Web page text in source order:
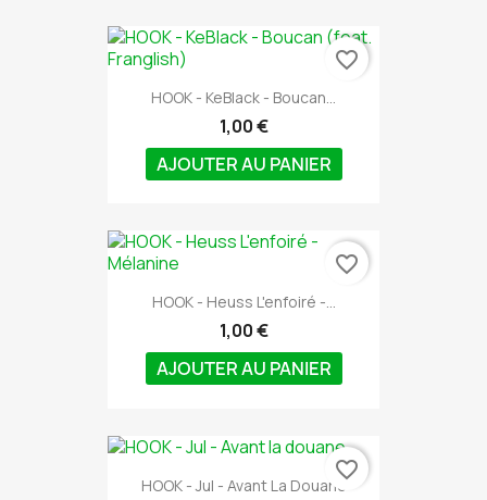
HOOK - KeBlack - Boucan...
1,00 €
AJOUTER AU PANIER
favorite_border
HOOK - Heuss L'enfoiré -...
1,00 €
AJOUTER AU PANIER
favorite_border
HOOK - Jul - Avant La Douane
favorite_border